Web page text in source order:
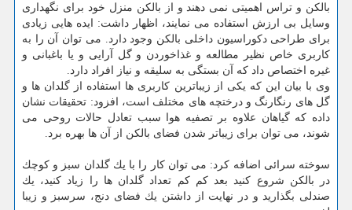
بالكن و تراس اهمیتی نمی دهند و از بالكن منزل خود برای نگهداری
وسایل بی ارزش استفاده می نمایند، اظهار داشت: ایده هایی زیادی
برای طراحی دكوراسیون داخلی بالكن وجود دارد. می توان آن را به
كاربری خاص نظیر مطالعه و غذاخوردن و گل آرایی و یا باغبانی و
غیره اختصاص داد كه آن بستگی به سلیقه و نیاز افراد دارد.
وی با بیان این كه یكی از زیباترین كاربری ها استفاده از گلدان ها و
گل های رنگارنگ و درختچه های مختلف است، افزود: تحقیقات نشان
داده كه گیاهان علاوه بر تصفیه هوا سبب تعادل حالات روحی می
شوند، می توان برای زیباتر شدن فضای بالكن از آن ها بهره برد.
سوخته سرائی اضافه كرد: می توان كار را با یك گلدان سبز و كوچك
در بالكن شروع كنید بعد كم كم تعداد گلدان ها را زیاد كنید، یك
صندلی بگذارید و در نهایت از داشتن یك فضای دنج، سرسبز و زیبا